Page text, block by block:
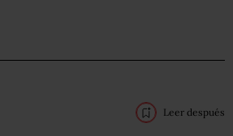
Leer después